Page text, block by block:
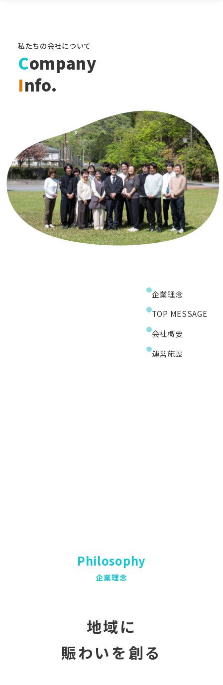
私たちの会社について
Company
Info.
企業理念
TOP MESSAGE
会社概要
運営施設
Philosophy
企業理念
地域に
賑わいを創る